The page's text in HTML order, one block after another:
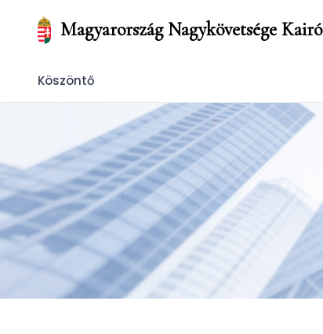
Magyarország Nagykövetsége Kairó
Köszöntő